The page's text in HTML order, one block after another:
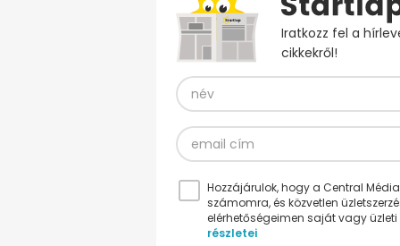
Iratkozz fel a
cikkekről!
Hozzájárulok, hogy a Central
számomra, és közvetlen
elérhetőségeimen saját vagy
részletei